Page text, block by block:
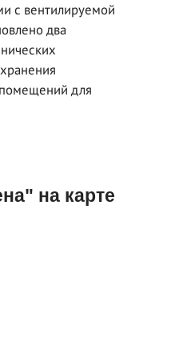
с вентилируемой
два
для
на карте